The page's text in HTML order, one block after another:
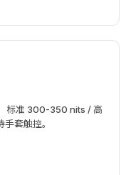
标准 300-350 nits / 高
套触控。